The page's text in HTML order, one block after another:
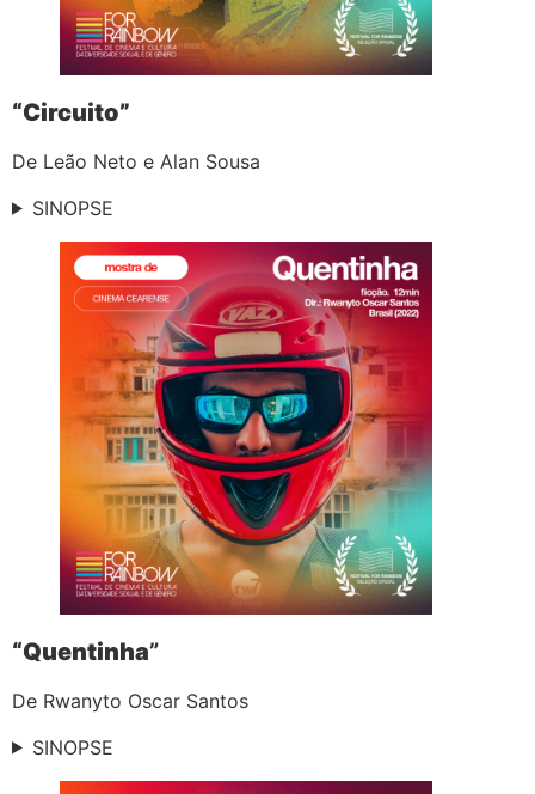
“Circuito”
De Leão Neto e Alan Sousa
SINOPSE
“Quentinha”
De Rwanyto Oscar Santos
SINOPSE